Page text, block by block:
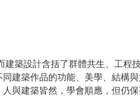
築設計含括了群體共生、工程
建築作品的功能、美學、結構
與建築皆然，學會順應，但仍保